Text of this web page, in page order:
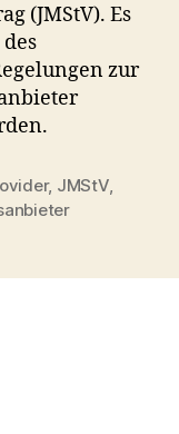
(JMStV). Es
zur
, JMStV,